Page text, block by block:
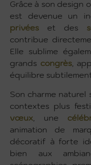
Grâce à son design
est devenue un
privées et des
contribue
Elle sublime
grands congrès,
équilibre
Son charme naturel
contextes plus
vœux , une
animation de
décoratif à forte
bien aux